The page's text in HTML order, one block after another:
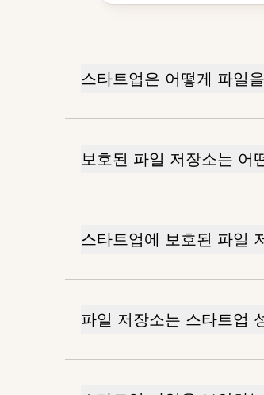
스타트업은 어떻게 파일
보호된 파일 저장소는 어
스타트업에 보호된 파일
파일 저장소는 스타트업